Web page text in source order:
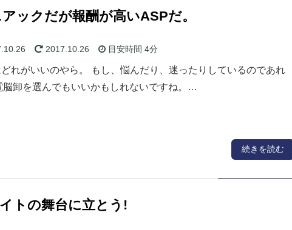
ックだが報酬が高いASPだ。
2017.10.26 目安時間 4分
れがいいのやら。 もし、悩んだり、迷ったりしているのであれ
脳卸を選んでもいいかもしれないですね。…
続きを読む
トの舞台に立とう!